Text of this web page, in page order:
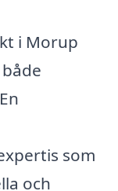
i Morup
som
och